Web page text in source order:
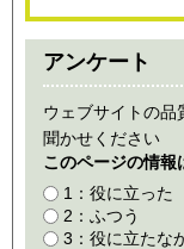
アンケート
ウェブサイトの品
聞かせください
このページの情報
1：役に立った
2：ふつう
3：役に立たな